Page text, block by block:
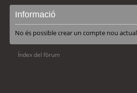
Informació
No és possible crear un compte nou
Índex del fòrum